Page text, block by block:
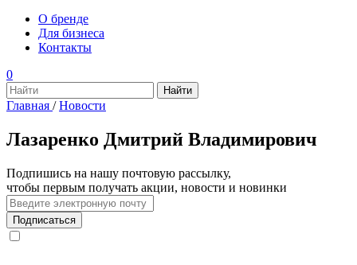
О бренде
Для бизнеса
Контакты
0
Главная / Новости
Лазаренко Дмитрий Владимирович
Подпишись на нашу почтовую рассылку,
чтобы первым получать акции, новости и новинки
Подписаться